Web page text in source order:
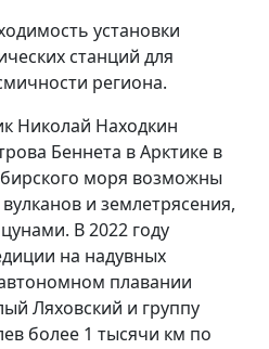
установки
станций для
региона.
Николай Находкин
Беннета в Арктике в
моря возможны
и землетрясения,
В 2022 году
на надувных
плавании
Ляховский и группу
более 1 тысячи км по